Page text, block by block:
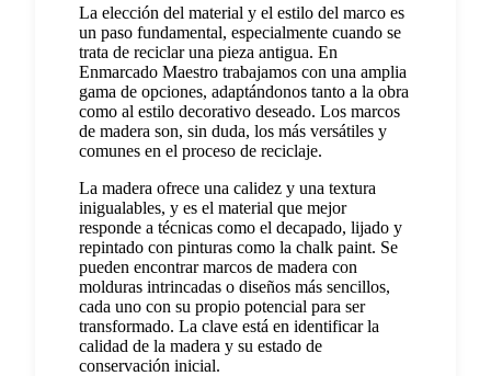
La elección del material y el estilo del marco es
un paso fundamental, especialmente cuando se
trata de reciclar una pieza antigua. En
Enmarcado Maestro trabajamos con una amplia
gama de opciones, adaptándonos tanto a la obra
como al estilo decorativo deseado. Los marcos
de madera son, sin duda, los más versátiles y
comunes en el proceso de reciclaje.
La madera ofrece una calidez y una textura
inigualables, y es el material que mejor
responde a técnicas como el decapado, lijado y
repintado con pinturas como la chalk paint. Se
pueden encontrar marcos de madera con
molduras intrincadas o diseños más sencillos,
cada uno con su propio potencial para ser
transformado. La clave está en identificar la
calidad de la madera y su estado de
conservación inicial.